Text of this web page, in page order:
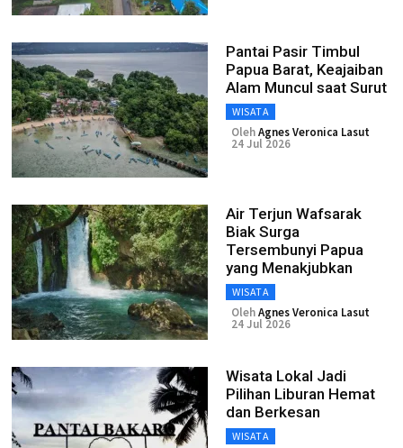
Pantai Pasir Timbul
Papua Barat, Keajaiban
Alam Muncul saat Surut
WISATA
OlehAgnes Veronica Lasut
24 Jul 2026
Air Terjun Wafsarak
Biak Surga
Tersembunyi Papua
yang Menakjubkan
WISATA
OlehAgnes Veronica Lasut
24 Jul 2026
Wisata Lokal Jadi
Pilihan Liburan Hemat
dan Berkesan
WISATA